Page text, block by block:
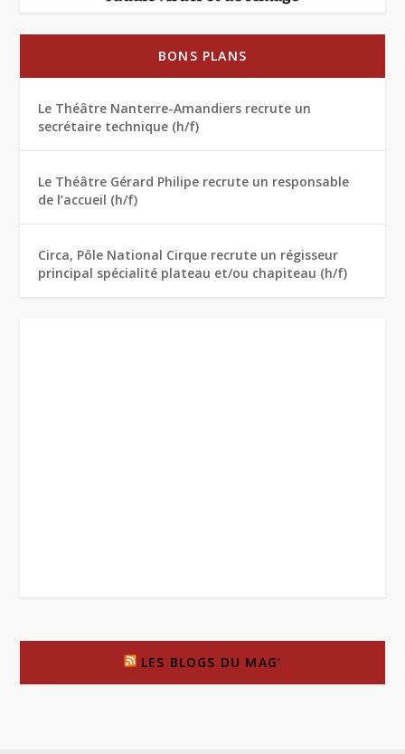
BONS PLANS
Le Théâtre Nanterre-Amandiers recrute un
secrétaire technique (h/f)
Le Théâtre Gérard Philipe recrute un responsable
de l’accueil (h/f)
Circa, Pôle National Cirque recrute un régisseur
principal spécialité plateau et/ou chapiteau (h/f)
LES BLOGS DU MAG’